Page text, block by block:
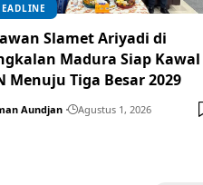
Slamet Ariyadi di
Madura Siap Kawal
Menuju Tiga Besar 2029
Aundjan Agustus 1, 2026